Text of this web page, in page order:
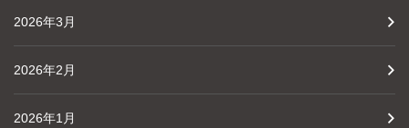
2026年3月
2026年2月
2026年1月